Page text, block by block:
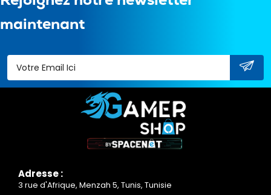
maintenant
Adresse :
3 rue d'Afrique, Menzah 5, Tunis, Tunisie